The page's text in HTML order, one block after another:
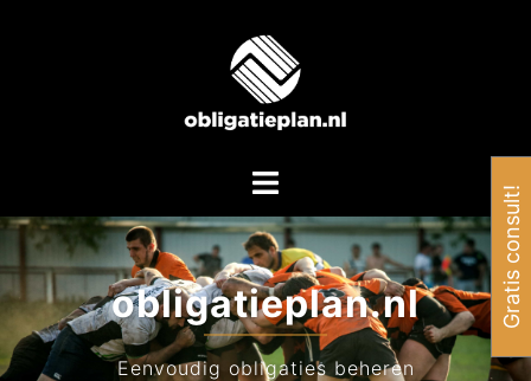
Toggle
obligatieplan.nl
Eenvoudig obligaties beheren
Gratis consult!